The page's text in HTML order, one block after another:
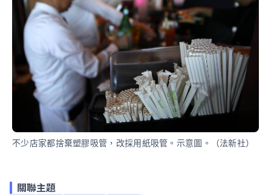
不少店家都捨棄塑膠吸管，改採用紙吸管。示意圖。（法新社）
關聯主題